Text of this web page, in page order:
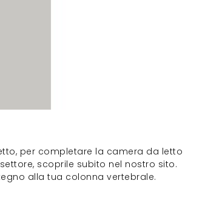
per completare la camera da letto
scoprile subito nel nostro sito.
alla tua colonna vertebrale.